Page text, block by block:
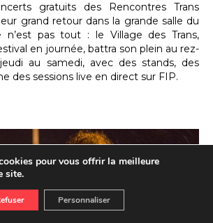
gratuits des Rencontres Trans
grand retour dans la grande salle du
n’est pas tout : le Village des Trans,
en journée, battra son plein au rez-
au samedi, avec des stands, des
des sessions live en direct sur FIP.
pour vous offrir la meilleure
site.
Personnaliser